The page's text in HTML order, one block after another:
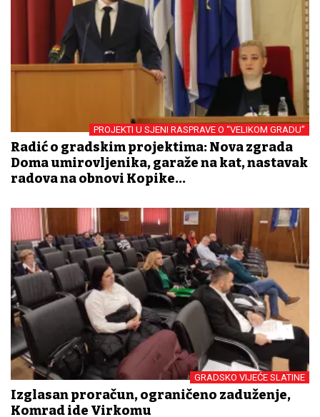
PROJEKTI U SJENI RASPRAVE O “VELIKOM GRADU”
Radić o gradskim projektima: Nova zgrada
Doma umirovljenika, garaže na kat, nastavak
radova na obnovi Kopike...
GRADSKO VIJEĆE SLATINE
Izglasan proračun, ograničeno zaduženje,
Komrad ide Virkomu